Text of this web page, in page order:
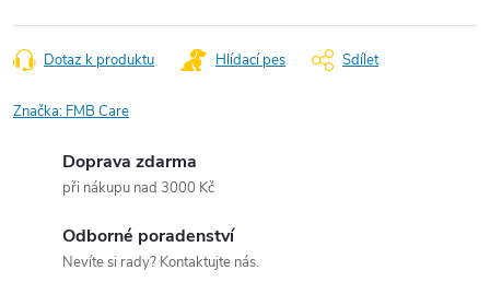
Dotaz k produktu Hlídací pes Sdílet
Značka: FMB Care
Doprava zdarma
při nákupu nad 3000 Kč
Odborné poradenství
Nevíte si rady? Kontaktujte nás.